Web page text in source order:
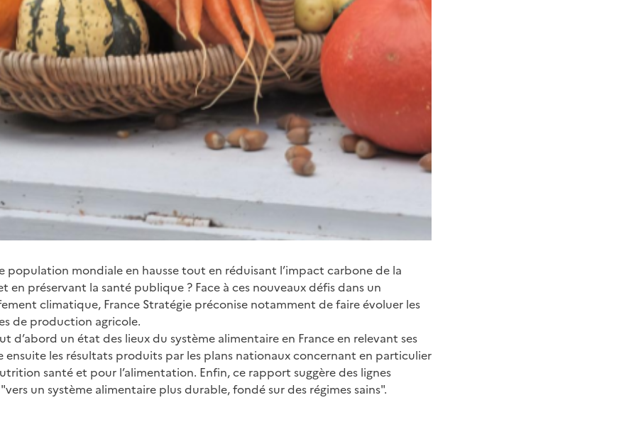
population mondiale en hausse tout en réduisant l’impact carbone de la
en préservant la santé publique ? Face à ces nouveaux défis dans un
climatique, France Stratégie préconise notamment de faire évoluer les
de production agricole.
d’abord un état des lieux du système alimentaire en France en relevant ses
ensuite les résultats produits par les plans nationaux concernant en particulier
santé et pour l’alimentation. Enfin, ce rapport suggère des lignes
un système alimentaire plus durable, fondé sur des régimes sains".